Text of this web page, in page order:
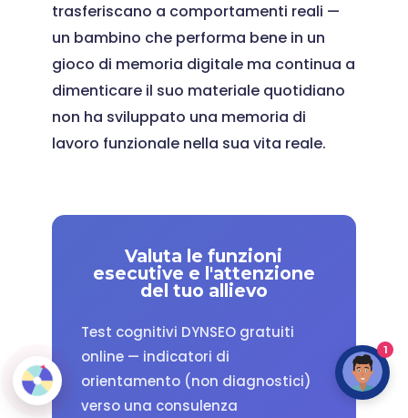
trasferiscano a comportamenti reali —
un bambino che performa bene in un
gioco di memoria digitale ma continua a
dimenticare il suo materiale quotidiano
non ha sviluppato una memoria di
lavoro funzionale nella sua vita reale.
Valuta le funzioni
esecutive e l'attenzione
del tuo allievo
Test cognitivi DYNSEO gratuiti
online — indicatori di
orientamento (non diagnostici)
verso una consulenza
1